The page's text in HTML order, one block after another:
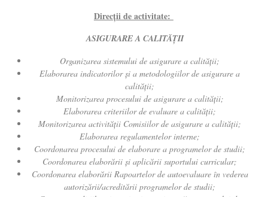
Direcții de activitate:
ASIGURARE A CALITĂŢII
Organizarea sistemului de asigurare a calităţii;
Elaborarea indicatorilor şiametodologiilor de asigurare a
calităţii;
Monitorizarea procesului de asigurare a calităţii;
Elaborarea criteriilor de evaluare a calităţii;
Monitorizarea activităţii Comisiilor de asigurare a calităţii;
Elaborarea regulamentelor interne;
Coordonarea procesului de elaborare a programelor de studii;
Coordonarea elaborării şi aplicării suportului curricular;
Coordonarea elaborării Rapoartelor de autoevaluare în vederea
autorizării/acreditării programelor de studii;